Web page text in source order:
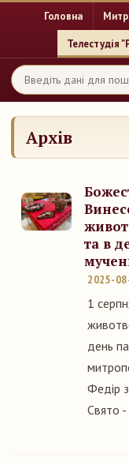
Головна
Телестудія
Архів
та в
2025-
1
день
Федір
Свято -